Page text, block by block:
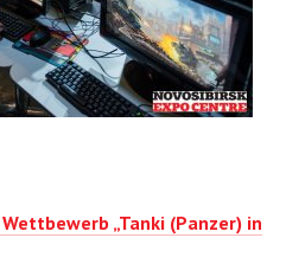
„Tanki (Panzer) in